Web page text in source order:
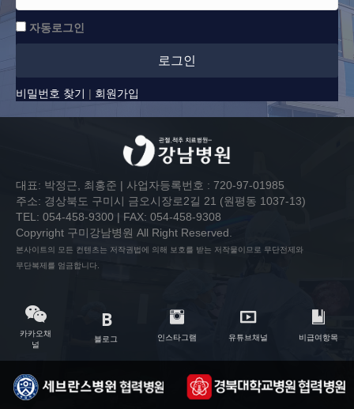
자동로그인
로그인
비밀번호 찾기 | 회원가입
대표: 박정근, 최홍준 | 사업자등록번호 : 720-97-01985
주소: 경상북도 구미시 금오시장로2길 21 (원평동 1037-13)
TEL: 054-458-9300 | FAX: 054-458-9308
Copyright 구미강남병원 All Right Reserved.
본사이트의 모든 컨텐츠는 저작권법에 의해 보호를 받는 저작물이므로 무단전제와
무단복제를 엄금합니다.
카카오채
널
블로그 인스타그램 유튜브채널 비급여항목